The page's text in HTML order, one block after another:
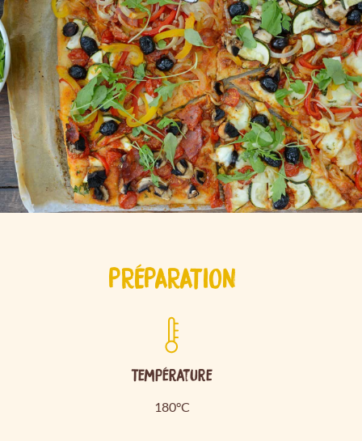
PRÉPARATION
Température
180°C